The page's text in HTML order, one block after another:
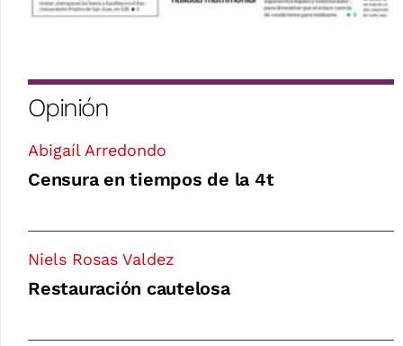
Opinión
Abigaíl Arredondo
Censura en tiempos de la 4t
Niels Rosas Valdez
Restauración cautelosa